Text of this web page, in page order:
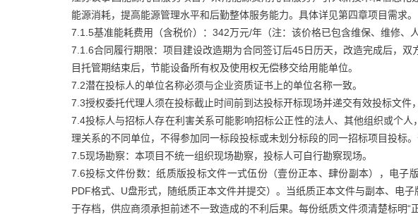
能源消耗，提高能源管理水平和后勤整体服务能力。具体详见第四章项目需求。
7.1.5基准能耗费用（含税价）：342万元/年（注：该价格已包含维保、维修、
7.1.6合同履行期限：项目建设改造期为合同签订后45日历天，改造完成后，
目托管期结束后，节能设备所有权及使用权无偿移交给用能单位。
7.2潜在投标人的单位名称必须与企业资质证书上的单位名称一致。
7.3授权委托代理人须在投标截止时间前到达投标开标现场并递交有效投标文件
7.4投标人与招标人存在利害关系可能影响招标公正性的法人、其他组织或个
理关系的不同单位，不得参加同一标段投标或未划分标段的同一招标项目投标
7.5现场勘察：本项目不统一组织现场勘察，投标人可自行勘察现场。
7.6投标文件份数：纸质版投标文件一式伍份（壹份正本、肆份副本），电子
PDF格式、U盘形式，随纸质正本文件并提交）。当纸质正本文件与副本、电
于存档，供应商须承担前述不一致造成的不利后果。每份纸质文件须清楚标明“